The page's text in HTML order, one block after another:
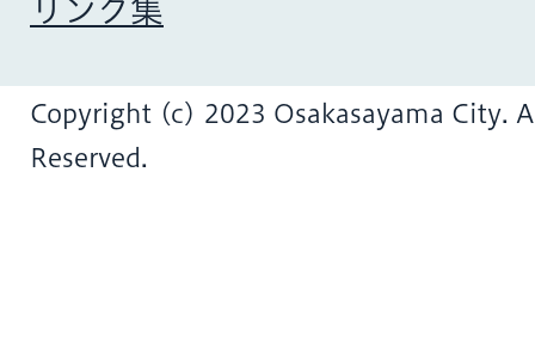
リンク集
Copyright (c) 2023 Osakasayama City.
Reserved.